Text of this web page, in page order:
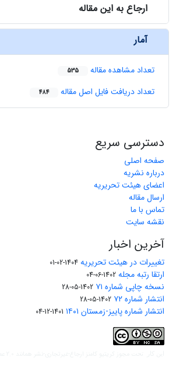
ارجاع به این مقاله
آمار
تعداد مشاهده مقاله 535
تعداد دریافت فایل اصل مقاله 484
دسترسی سریع
صفحه اصلی
درباره نشریه
اعضای هیئت تحریریه
ارسال مقاله
تماس با ما
نقشه سایت
آخرین اخبار
تغییرات در هیئت تحریریه 1404-02-01
ارتقا رتبه مجله 1402-06-04
نسخه چاپی شماره ۷۱ 1402-05-28
انتشار شماره ۷۲ 1402-05-28
انتشار شماره پاییز-زمستان ۱۴۰۱ 1401-12-04